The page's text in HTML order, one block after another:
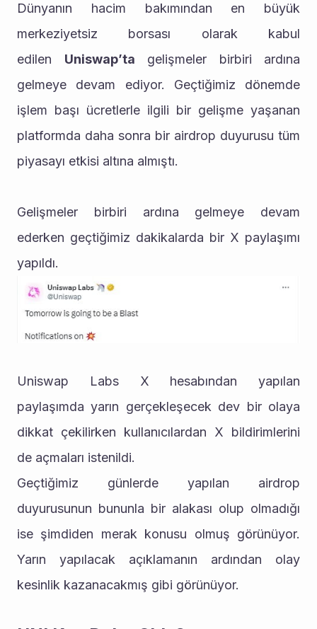
Dünyanın hacim bakımından en büyük
merkeziyetsiz borsası olarak kabul
edilen Uniswap’ta gelişmeler birbiri ardına
gelmeye devam ediyor. Geçtiğimiz dönemde
işlem başı ücretlerle ilgili bir gelişme yaşanan
platformda daha sonra bir airdrop duyurusu tüm
piyasayı etkisi altına almıştı.
Gelişmeler birbiri ardına gelmeye devam
ederken geçtiğimiz dakikalarda bir X paylaşımı
yapıldı.
Uniswap Labs X hesabından yapılan
paylaşımda yarın gerçekleşecek dev bir olaya
dikkat çekilirken kullanıcılardan X bildirimlerini
de açmaları istenildi.
Geçtiğimiz günlerde yapılan airdrop
duyurusunun bununla bir alakası olup olmadığı
ise şimdiden merak konusu olmuş görünüyor.
Yarın yapılacak açıklamanın ardından olay
kesinlik kazanacakmış gibi görünüyor.